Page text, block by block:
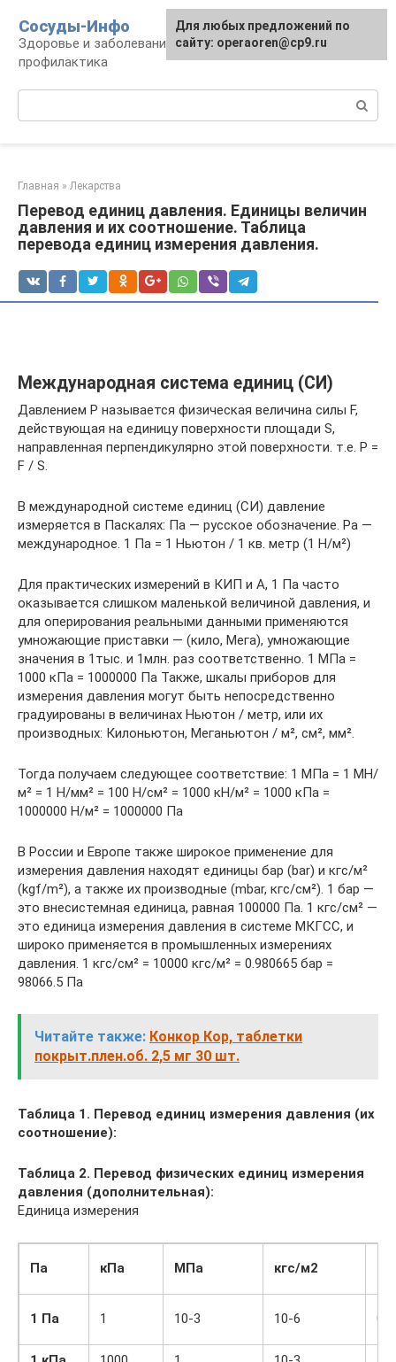
контенту
Сосуды-Инфо
Здоровье и заболевания сосудов и сердца,
профилактика
Главная » Лекарства
Перевод единиц давления. Единицы величин
давления и их соотношение. Таблица
перевода единиц измерения давления.
Международная система единиц (СИ)
Давлением P называется физическая величина силы F,
действующая на единицу поверхности площади S,
направленная перпендикулярно этой поверхности. т.е. P =
F / S.
В международной системе единиц (СИ) давление
измеряется в Паскалях: Па — русское обозначение. Pa —
международное. 1 Па = 1 Ньютон / 1 кв. метр (1 Н/м²)
Для практических измерений в КИП и А, 1 Па часто
оказывается слишком маленькой величиной давления, и
для оперирования реальными данными применяются
умножающие приставки — (кило, Мега), умножающие
значения в 1тыс. и 1млн. раз соответственно. 1 МПа =
1000 кПа = 1000000 Па Также, шкалы приборов для
измерения давления могут быть непосредственно
градуированы в величинах Ньютон / метр, или их
производных: Килоньютон, Меганьютон / м², см², мм².
Тогда получаем следующее соответствие: 1 МПа = 1 МН/
м² = 1 Н/мм² = 100 Н/см² = 1000 кН/м² = 1000 кПа =
1000000 Н/м² = 1000000 Па
В России и Европе также широкое применение для
измерения давления находят единицы бар (bar) и кгс/м²
(kgf/m²), а также их производные (mbar, кгс/см²). 1 бар —
это внесистемная единица, равная 100000 Па. 1 кгс/см² —
это единица измерения давления в системе МКГСС, и
широко применяется в промышленных измерениях
давления. 1 кгс/см² = 10000 кгс/м² = 0.980665 бар =
98066.5 Па
Читайте также: Конкор Кор, таблетки
покрыт.плен.об. 2,5 мг 30 шт.
Таблица 1. Перевод единиц измерения давления (их
соотношение):
Таблица 2. Перевод физических единиц измерения
давления (дополнительная):
Единица измерения
Па кПа МПа кгс/м2
1 Па 1 10-3 10-6
Для любых предложений по
сайту: operaoren@cp9.ru